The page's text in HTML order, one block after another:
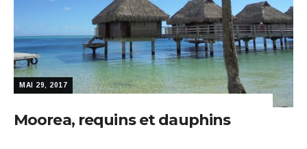
MAI 29, 2017
Moorea, requins et dauphins